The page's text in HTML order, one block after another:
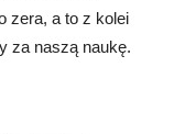
zera, a to z kolei
za naszą naukę.